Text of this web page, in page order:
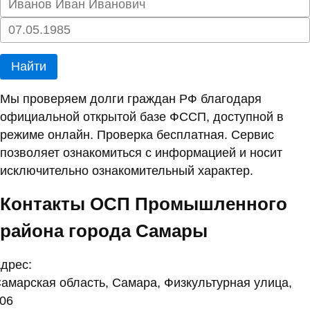
Найти
Мы проверяем долги граждан РФ благодаря
официальной открытой базе ФССП, доступной в
режиме онлайн. Проверка бесплатная. Сервис
позволяет ознакомиться с информацией и носит
исключительно ознакомительный характер.
Контакты ОСП Промышленного
района города Самары
область, Самара, Физкультурная улица,